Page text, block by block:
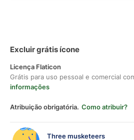
Excluir grátis ícone
Licença Flaticon
Grátis para uso pessoal e comercial
informações
Atribuição obrigatória. Como atribuir?
Three musketeers